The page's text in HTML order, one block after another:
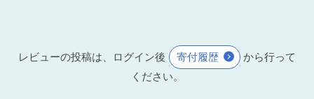
レビューの投稿は、ログイン後 寄付履歴
から行って
ください。